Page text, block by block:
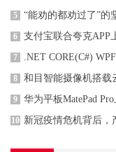
5 “能劝的都劝过了”的
6 支付宝联合夸克APP
7 .NET CORE(C#)
8 和目智能摄像机搭载
9 华为平板MatePad
10 新冠疫情危机背后，